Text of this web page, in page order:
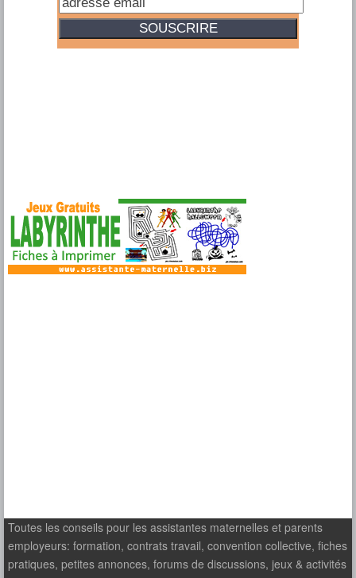
Toutes les conseils pour les assistantes maternelles et parents
employeurs: formation, contrats travail, convention collective, fiches
pratiques, petites annonces, forums de discussions, jeux & activités